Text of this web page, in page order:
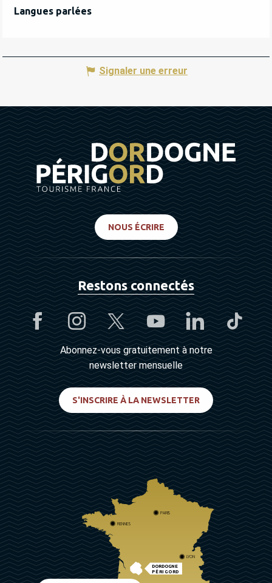
Langues parlées
Langues parlées
Signaler une erreur
NOUS ÉCRIRE
Restons connectés
Abonnez-vous gratuitement à notre
newsletter mensuelle
S'INSCRIRE À LA NEWSLETTER
DORDOGNE
PÉRIGORD
PARIS
RENNES
LYON